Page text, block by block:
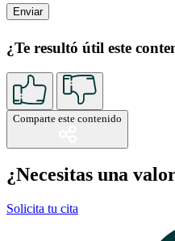
¿Te resultó útil este
Comparte este contenido
¿Necesitas una
Solicita tu cita